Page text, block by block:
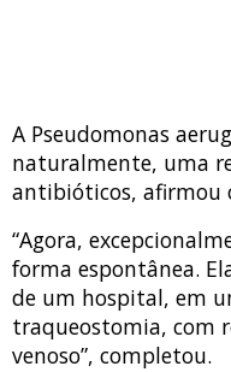
A Pseudomonas
naturalmente, uma
antibióticos, afirmou
“Agora,
forma espontânea.
de um hospital, em
traqueostomia, com
venoso”, completou.